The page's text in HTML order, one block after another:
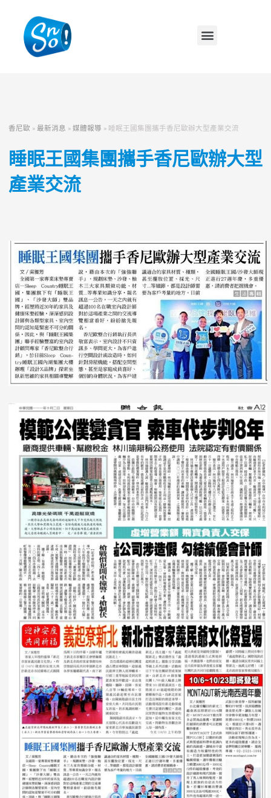
香尼歐 » 最新消息 »媒體報導 » 睡眠王國集團攜手香尼歐辦大型產業交流
睡眠王國集團攜手香尼歐辦大型
產業交流